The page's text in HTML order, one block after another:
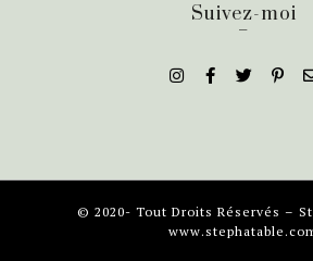
Suivez-moi
_
© 2020- Tout Droits Réservés –